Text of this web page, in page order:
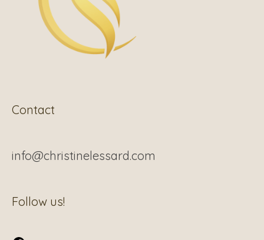
Contact
info@christinelessard.com
Follow us!
Facebook